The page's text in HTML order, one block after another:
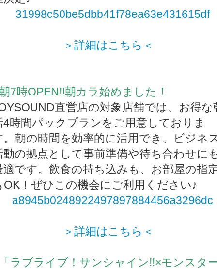
＞詳細はこちら＜
7時OPEN!!朝カラ始めました！
直営店の対象店舗では、お得な
4時間パックプランをご用意しておりま
。朝の時間を効率的に活用でき、ビジネ
動の拠点として事前準備や待ち合わせに
適です。飲食の持ち込みも、お部屋の指
OK！ぜひこの機会にご利用ください♪
＞詳細はこちら＜
ラブライブ！サンシャイン!!×モンスタ